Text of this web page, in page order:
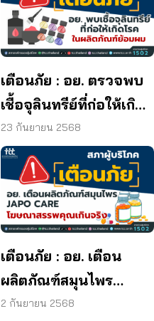
เตือนภัย : อย. ตรวจพบ
เชื้อจุลินทรีย์ที่ก่อให้เกิด
โรค และพบแบคทีเรีย
ยีสต์ และรา เกิน
มาตรฐานกำหนด ใน
ผลิตภัณฑ์ย้อมผม
23 กันยายน 2568
เตือนภัย : อย. เตือน
ผลิตภัณฑ์สมุนไพร
JAPO CARE โฆษณา
2 กันยายน 2568